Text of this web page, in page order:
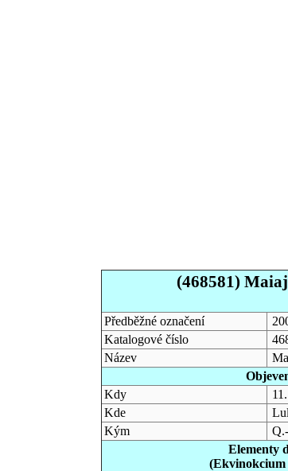
(468581)
Předběžné označení
Katalogové číslo
Název
Kdy
Kde
Kým
Elementy
(Ekvinokcium